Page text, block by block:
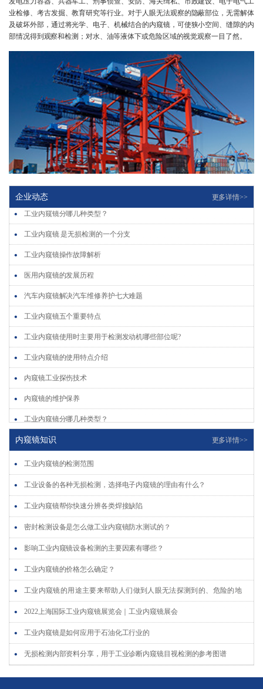
业检修、考古发掘、教育研究等行业。对于人眼无法观察的隐蔽部位，无需解体
及破坏外部，通过将光学、电子、机械结合的内窥镜，可使狭小空间、缝隙的内
部情况得到观察和检测；对水、油等液体下或危险区域的视觉观察一目了然。
企业动态 更多详情>>
工业内窥镜分哪几种类型？
工业内窥镜 是无损检测的一个分支
工业内窥镜操作故障解析
医用内窥镜的发展历程
汽车内窥镜解决汽车维修养护七大难题
工业内窥镜五个重要特点
工业内窥镜使用时主要用于检测发动机哪些部位呢?
工业内窥镜的使用特点介绍
内窥镜工业探伤技术
内窥镜的维护保养
工业内窥镜分哪几种类型？
工业内窥镜 是无损检测的一个分支
医用内窥镜的发展历程
汽车内窥镜解决汽车维修养护七大难题
工业内窥镜五个重要特点
工业内窥镜使用时主要用于检测发动机哪些部位呢?
工业内窥镜的使用特点介绍
内窥镜工业探伤技术
内窥镜的维护保养
内窥镜知识 更多详情>>
工业内窥镜的检测范围
工业设备的各种无损检测，选择电子内窥镜的理由有什么？
工业内窥镜帮你快速分辨各类焊接缺陷
密封检测设备是怎么做工业内窥镜防水测试的？
影响工业内窥镜设备检测的主要因素有哪些？
工业内窥镜的价格怎么确定？
工业内窥镜的用途主要来帮助人们做到人眼无法探测到的、危险的地
方。
2022上海国际工业内窥镜展览会｜工业内窥镜展会
工业内窥镜是如何应用于石油化工行业的
无损检测内部资料分享，用于工业诊断内窥镜目视检测的参考图谱